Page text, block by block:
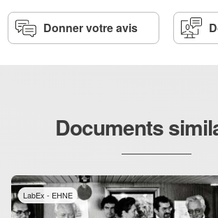
Donner votre avis
Documents
LabEx - EHNE